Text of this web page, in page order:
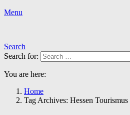
Menu
Search
Search for:
You are here:
Home
Tag Archives: Hessen Tourismus